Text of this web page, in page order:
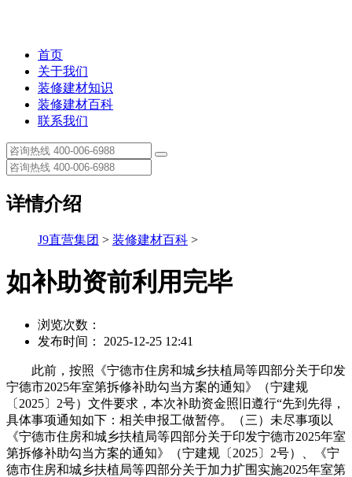
首页
关于我们
装修建材知识
装修建材百科
联系我们
详情介绍
J9直营集团 > 装修建材百科 >
如补助资前利用完毕
浏览次数：
发布时间： 2025-12-25 12:41
此前，按照《宁德市住房和城乡扶植局等四部分关于印发
宁德市2025年室第拆修补助勾当方案的通知》（宁建规
〔2025〕2号）文件要求，本次补助资金照旧遵行“先到先得，
具体事项通知如下：相关申报工做暂停。（三）未尽事项以
《宁德市住房和城乡扶植局等四部分关于印发宁德市2025年室
第拆修补助勾当方案的通知》（宁建规〔2025〕2号）、《宁
德市住房和城乡扶植局等四部分关于加力扩围实施2025年室第